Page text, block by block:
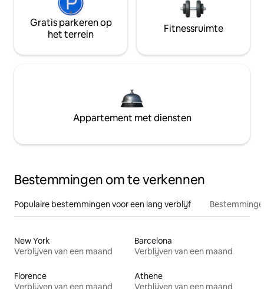
Gratis parkeren op
het terrein
Fitnessruimte
Appartement met diensten
Bestemmingen om te verkennen
Populaire bestemmingen voor een lang verblijf
New York
Verblijven van een maand
Barcelona
Verblijven van een maand
Florence
Verblijven van een maand
Athene
Verblijven van een maand